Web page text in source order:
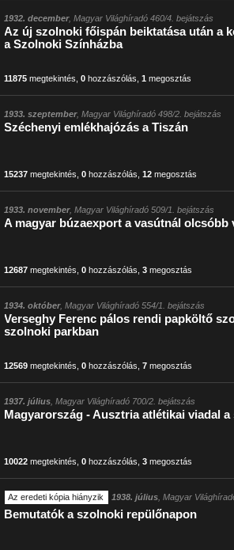
1932. december, Magyar Világhíradó 460/4. bejátszás
Az új szolnoki főispán beiktatása után a
a Szolnoki Színházba
11875 megtekintés ,0 hozzászólás ,1 megosztás
1933. szeptember, Magyar Világhíradó 498/2. bejátszás
Széchenyi emlékhajózás a Tiszán
15237 megtekintés ,0 hozzászólás ,12 megosztás
1933. november, Magyar Világhíradó 509/1. bejátszás
A magyar búzaexport a vasútnál olcsóbb
12687 megtekintés ,0 hozzászólás ,3 megosztás
1934. október, Magyar Világhíradó 554/1. bejátszás
Verseghy Ferenc pálos rendi papköltő
szolnoki parkban
12569 megtekintés ,0 hozzászólás ,7 megosztás
1937. július , Magyar Világhíradó 700/2. bejátszás
Magyarország - Ausztria atlétikai viadal
10022 megtekintés ,0 hozzászólás ,3 megosztás
Az eredeti kópia hiányzik 1938. július , Magyar
Bemutatók a szolnoki repülőnapon